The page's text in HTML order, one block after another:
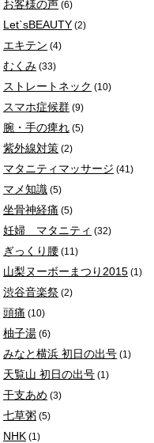
お客様の声 (6)
Let`sBEAUTY (2)
エキテン (4)
むくみ (33)
ストレートネック (10)
スマホ症候群 (9)
腕・手の痺れ (5)
紫外線対策 (2)
マタニティマッサージ (41)
マメ知識 (5)
坐骨神経痛 (5)
妊婦 マタニティ (32)
ぎっくり腰 (11)
山梨ヌーボーまつり2015 (1)
渋谷音楽祭 (2)
頭痛 (10)
柚子湯 (6)
みなと横浜 初日の出号 (1)
天覧山 初日の出号 (1)
干支あめ (3)
七草粥 (5)
NHK (1)